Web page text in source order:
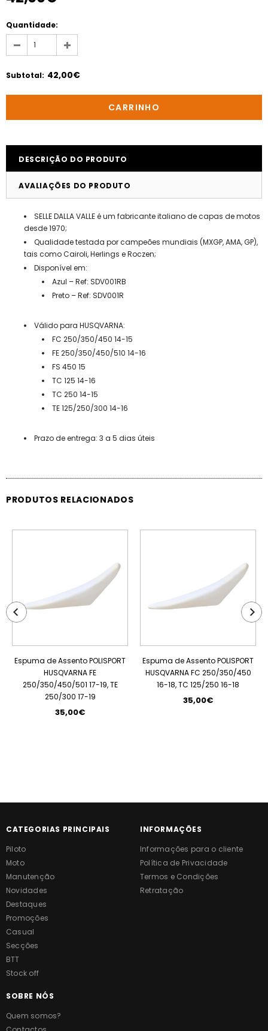
Quantidade:
Subtotal: 42,00€
DESCRIÇÃO DO PRODUTO
AVALIAÇÕES DO PRODUTO
SELLE DALLA VALLE é um fabricante italiano de capas de motos
desde 1970;
Qualidade testada por campeões mundiais (MXGP, AMA, GP),
tais como Cairoli, Herlings e Roczen;
Disponível em:
Azul – Ref: SDV001RB
Preto – Ref: SDV001R
Válido para HUSQVARNA:
FC 250/350/450 14-15
FE 250/350/450/510 14-16
FS 450 15
TC 125 14-16
TC 250 14-15
TE 125/250/300 14-16
Prazo de entrega: 3 a 5 dias úteis
PRODUTOS RELACIONADOS
Espuma de Assento POLISPORT
HUSQVARNA FE
250/350/450/501 17-19, TE
250/300 17-19
35,00€
Espuma de Assento POLISPORT
HUSQVARNA FC 250/350/450
16-18, TC 125/250 16-18
35,00€
CATEGORIAS PRINCIPAIS
Piloto
Moto
Manutenção
Novidades
Destaques
Promoções
Casual
Secções
BTT
Stock off
INFORMAÇÕES
Informações para o cliente
Política de Privacidade
Termos e Condições
Retratação
SOBRE NÓS
Quem somos?